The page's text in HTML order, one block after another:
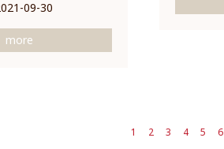
09-30
more
1 2 3 4 5 6